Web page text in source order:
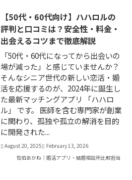
【50代・60代向け】ハハロルの
評判と口コミは？安全性・料金・
出会えるコツまで徹底解説
「50代・60代になってから出会いの
場が減った」と感じていませんか？
そんなシニア世代の新しい恋活・婚
活を応援するのが、2024年に誕生し
た最新マッチングアプリ 「ハハロ
ル」 です。 医師を含む専門家が創業
に関わり、孤独や孤立の解消を目的
に開発された...
August 20, 2025
February 13, 2026
佐伯あかね｜婚活アプリ・結婚相談所比較担当